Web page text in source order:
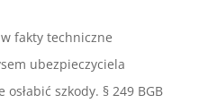
fakty techniczne
ubezpieczyciela
szkody. § 249 BGB